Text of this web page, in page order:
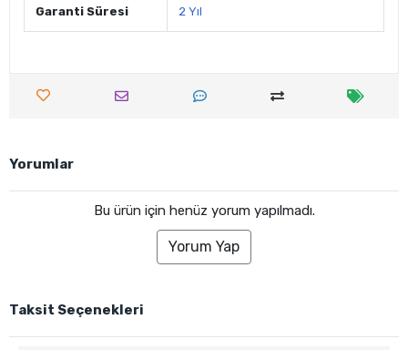
Garanti Süresi 2 Yıl
Yorumlar
Bu ürün için henüz yorum yapılmadı.
Yorum Yap
Taksit Seçenekleri